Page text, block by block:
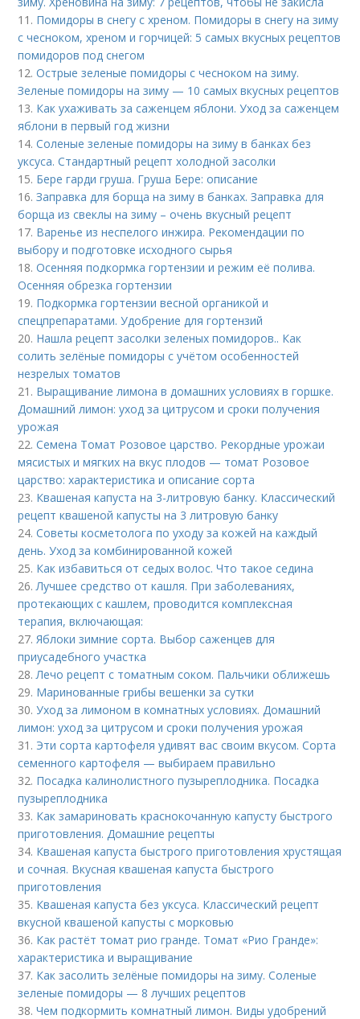
11. Помидоры в снегу с хреном. Помидоры в снегу на зиму
с чесноком, хреном и горчицей: 5 самых вкусных рецептов
помидоров под снегом
12.Острые зеленые помидоры с чесноком на зиму.
Зеленые помидоры на зиму — 10 самых вкусных рецептов
13. Как ухаживать за саженцем яблони. Уход за саженцем
яблони в первый год жизни
14.Соленые зеленые помидоры на зиму в банках без
уксуса. Стандартный рецепт холодной засолки
15. Бере гарди груша. Груша Бере: описание
16.Заправка для борща на зиму в банках. Заправка для
борща из свеклы на зиму – очень вкусный рецепт
17. Варенье из неспелого инжира. Рекомендации по
выбору и подготовке исходного сырья
18.Осенняя подкормка гортензии и режим её полива.
Осенняя обрезка гортензии
19. Подкормка гортензии весной органикой и
спецпрепаратами. Удобрение для гортензий
20. Нашла рецепт засолки зеленых помидоров.. Как
солить зелёные помидоры с учётом особенностей
незрелых томатов
21. Выращивание лимона в домашних условиях в горшке.
Домашний лимон: уход за цитрусом и сроки получения
урожая
22.Семена Томат Розовое царство. Рекордные урожаи
мясистых и мягких на вкус плодов — томат Розовое
царство: характеристика и описание сорта
23. Квашеная капуста на 3-литровую банку. Классический
рецепт квашеной капусты на 3 литровую банку
24.Советы косметолога по уходу за кожей на каждый
день. Уход за комбинированной кожей
25. Как избавиться от седых волос. Что такое седина
26.Лучшее средство от кашля. При заболеваниях,
протекающих с кашлем, проводится комплексная
терапия, включающая:
27.Яблоки зимние сорта. Выбор саженцев для
приусадебного участка
28.Лечо рецепт с томатным соком. Пальчики оближешь
29. Маринованные грибы вешенки за сутки
30.Уход за лимоном в комнатных условиях. Домашний
лимон: уход за цитрусом и сроки получения урожая
31. Эти сорта картофеля удивят вас своим вкусом. Сорта
семенного картофеля — выбираем правильно
32. Посадка калинолистного пузыреплодника. Посадка
пузыреплодника
33. Как замариновать краснокочанную капусту быстрого
приготовления. Домашние рецепты
34. Квашеная капуста быстрого приготовления хрустящая
и сочная. Вкусная квашеная капуста быстрого
приготовления
35. Квашеная капуста без уксуса. Классический рецепт
вкусной квашеной капусты с морковью
36. Как растёт томат рио гранде. Томат «Рио Гранде»:
характеристика и выращивание
37. Как засолить зелёные помидоры на зиму. Соленые
зеленые помидоры — 8 лучших рецептов
38.Чем подкормить комнатный лимон. Виды удобрений